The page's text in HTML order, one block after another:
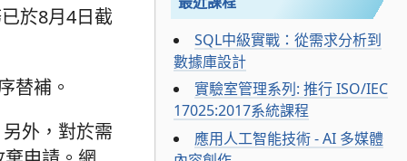
於8月4日截
替補。
外，對於需
SQL中級實戰：從需求分析到
數據庫設計
實驗室管理系列: 推行 ISO/IEC
17025:2017系統課程
應用人工智能技術 - AI 多媒體